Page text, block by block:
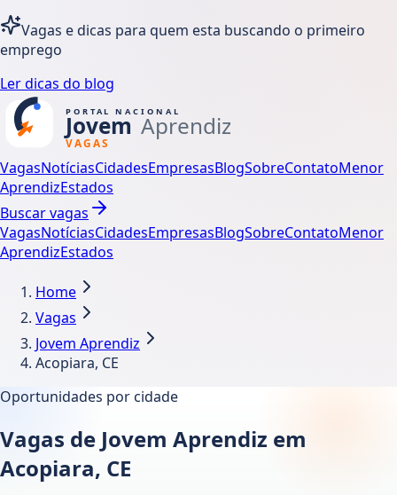
Vagas e dicas para quem esta buscando o primeiro
emprego
Ler dicas do blog
VagasNotíciasCidadesEmpresasBlogSobreContatoMenor
AprendizEstados
Buscar vagas
VagasNotíciasCidadesEmpresasBlogSobreContatoMenor
AprendizEstados
Home
Vagas
Jovem Aprendiz
Acopiara, CE
Oportunidades por cidade
Vagas de Jovem Aprendiz em
Acopiara, CE